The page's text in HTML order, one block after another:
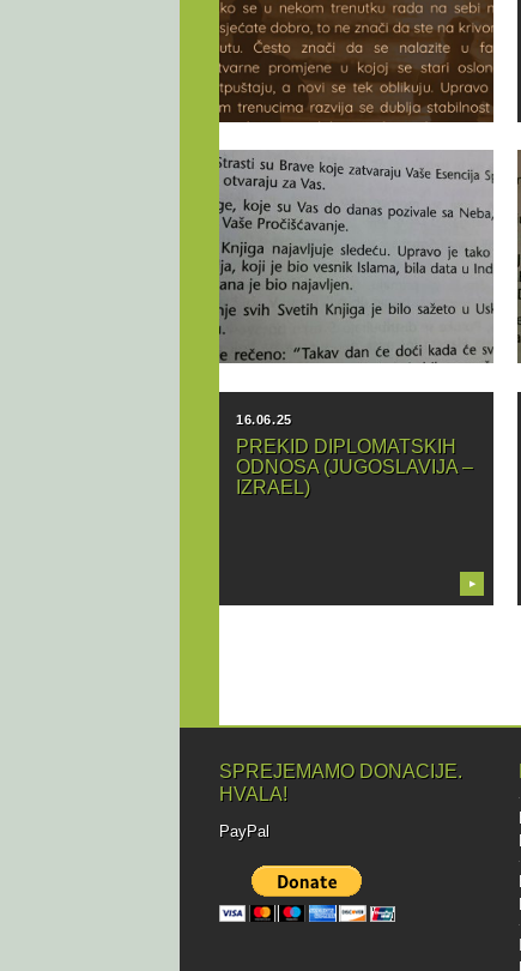
19.09.25
ZNANJE O RIJEČI ISLAM –
KNJIGA ZNANJA
16.06.25
PREKID DIPLOMATSKIH
ODNOSA (JUGOSLAVIJA –
IZRAEL)
▶
SPREJEMAMO DONACIJE.
HVALA!
PayPal